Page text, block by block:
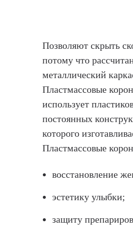
Позволяют скрыть
потому что
металлический
Пластмассовые
использует
постоянных
которого
Пластмассовые
восстановление
эстетику улыбки;
защиту